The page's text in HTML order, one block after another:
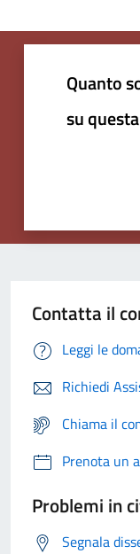
Quanto
su
Contatta il
Leggi le
Richiedi
Chiama il
Prenota un
Problemi in
Segnala